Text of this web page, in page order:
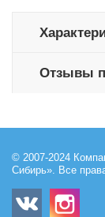
Отзывы
© 2007-2024
Сибирь». Все